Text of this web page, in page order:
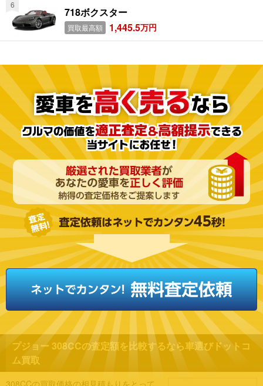
プジョー 308CCの査定額を比較するなら車選びドットコ
ム買取
308CCの買取価格の相見積もりをとって
718ボクスター
買取最高額 1,445.5万円